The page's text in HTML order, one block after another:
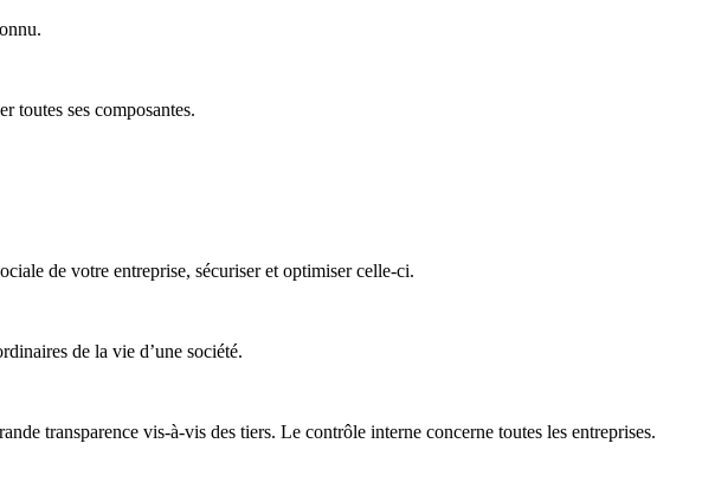
toutes ses composantes.
de votre entreprise, sécuriser et optimiser celle-ci.
de la vie d’une société.
transparence vis-à-vis des tiers. Le contrôle interne concerne toutes les entreprises.